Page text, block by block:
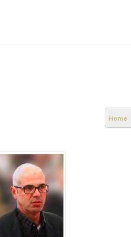
Home
da questo utilizzati si
cliccando su un link o